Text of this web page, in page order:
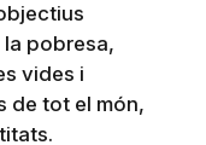
pobresa,
vides i
de tot el món,